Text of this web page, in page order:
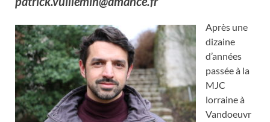
Après une
dizaine
d’années
passée à la
MJC
lorraine à
Vandoeuvr